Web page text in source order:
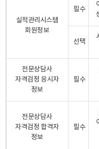
실적관리시스템
회원정보
필수
선택
전문상담사
자격검정 응시자
정보
필수
전문상담사
자격검정 합격자
정보
필수